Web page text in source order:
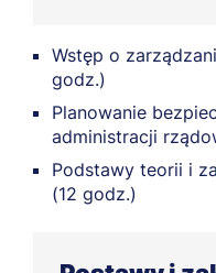
Wstęp o
godz.)
Planowanie
administracji
Podstawy teorii i
(12 godz.)